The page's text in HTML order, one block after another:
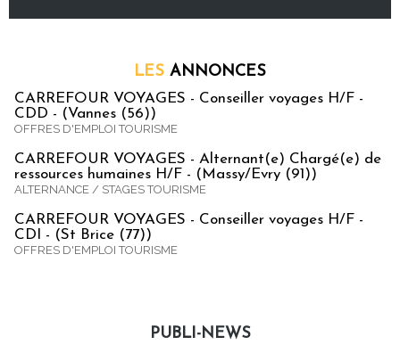
LES ANNONCES
CARREFOUR VOYAGES - Conseiller voyages H/F -
CDD - (Vannes (56))
OFFRES D'EMPLOI TOURISME
CARREFOUR VOYAGES - Alternant(e) Chargé(e) de
ressources humaines H/F - (Massy/Evry (91))
ALTERNANCE / STAGES TOURISME
CARREFOUR VOYAGES - Conseiller voyages H/F -
CDI - (St Brice (77))
OFFRES D'EMPLOI TOURISME
PUBLI-NEWS